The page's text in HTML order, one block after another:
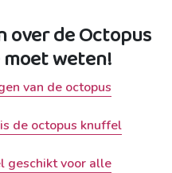
over de Octopus
weten!
van de octopus
de octopus knuffel
geschikt voor alle